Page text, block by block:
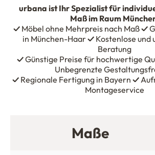
urbana ist Ihr Spezialist für
Maß im Raum
✓ Möbel ohne Mehrpreis nach Maß✓
in München-Haar✓ Kostenlose und
Beratung
✓Günstige Preise für hochwertige
Unbegrenzte
✓Regionale Fertigung in Bayern ✓
Montageservice
Maße